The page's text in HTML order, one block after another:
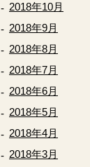
2018年10月
2018年9月
2018年8月
2018年7月
2018年6月
2018年5月
2018年4月
2018年3月